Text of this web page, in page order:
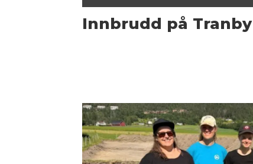
Innbrudd på Tranby